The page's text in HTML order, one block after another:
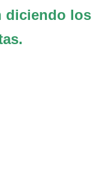
diciendo los